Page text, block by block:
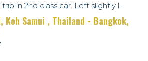
in 2nd class car. Left slightly l...
Koh Samui , Thailand - Bangkok,